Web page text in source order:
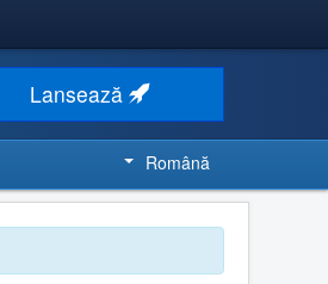
Lansează
Română